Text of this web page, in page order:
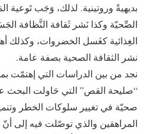
بديهيةً وروتينية. لذلك، وَجَب تَوعية
الصِّحيّة وكذا نَشر ثَقافة النَّظافة
الغِذائية كغَسل الخضروات، وكذلك
نشر الثقافة الصحية بصفة عامة.
نجد من بين الدراسات التي إهتمّت
“صليحة القص” التي حَاولت البحث
صحيّة في تغيير سلوكات الخطر
المراهقين والذي توصّلت فيه إلى أنّ